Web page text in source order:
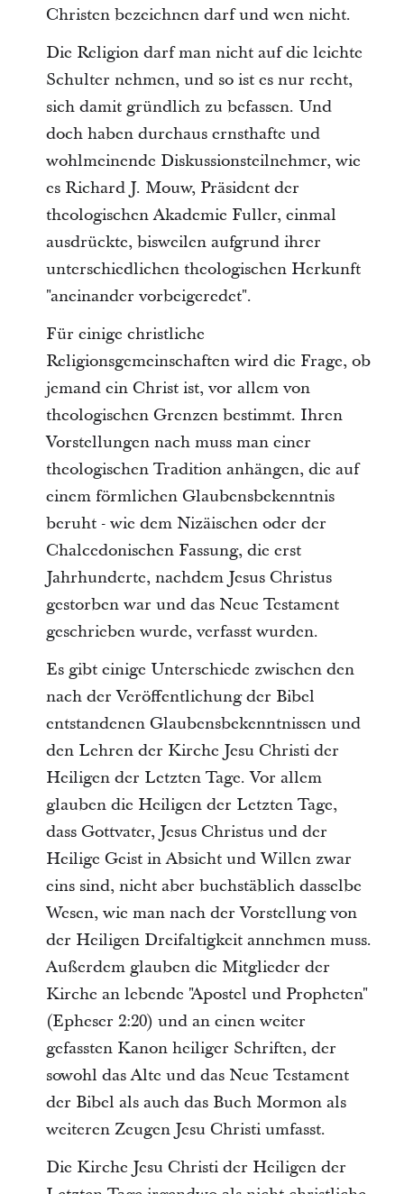
Christen bezeichnen darf und wen nicht.
Die Religion darf man nicht auf die leichte
Schulter nehmen, und so ist es nur recht,
sich damit gründlich zu befassen. Und
doch haben durchaus ernsthafte und
wohlmeinende Diskussionsteilnehmer, wie
es Richard J. Mouw, Präsident der
theologischen Akademie Fuller, einmal
ausdrückte, bisweilen aufgrund ihrer
unterschiedlichen theologischen Herkunft
"aneinander vorbeigeredet".
Für einige christliche
Religionsgemeinschaften wird die Frage, ob
jemand ein Christ ist, vor allem von
theologischen Grenzen bestimmt. Ihren
Vorstellungen nach muss man einer
theologischen Tradition anhängen, die auf
einem förmlichen Glaubensbekenntnis
beruht - wie dem Nizäischen oder der
Chalcedonischen Fassung, die erst
Jahrhunderte, nachdem Jesus Christus
gestorben war und das Neue Testament
geschrieben wurde, verfasst wurden.
Es gibt einige Unterschiede zwischen den
nach der Veröffentlichung der Bibel
entstandenen Glaubensbekenntnissen und
den Lehren der Kirche Jesu Christi der
Heiligen der Letzten Tage. Vor allem
glauben die Heiligen der Letzten Tage,
dass Gottvater, Jesus Christus und der
Heilige Geist in Absicht und Willen zwar
eins sind, nicht aber buchstäblich dasselbe
Wesen, wie man nach der Vorstellung von
der Heiligen Dreifaltigkeit annehmen muss.
Außerdem glauben die Mitglieder der
Kirche an lebende "Apostel und Propheten"
(Epheser 2:20) und an einen weiter
gefassten Kanon heiliger Schriften, der
sowohl das Alte und das Neue Testament
der Bibel als auch das Buch Mormon als
weiteren Zeugen Jesu Christi umfasst.
Die Kirche Jesu Christi der Heiligen der